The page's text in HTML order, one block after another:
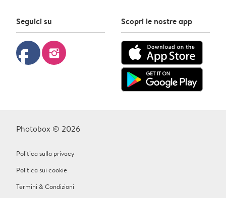
Seguici su
facebook instagram
Scopri le nostre app
Photobox © 2026
Politica sulla privacy
Politica sui cookie
Termini & Condizioni